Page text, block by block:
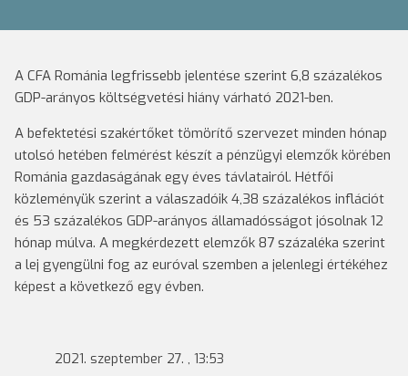
A CFA Románia legfrissebb jelentése szerint 6,8 százalékos
GDP-arányos költségvetési hiány várható 2021-ben.
A befektetési szakértőket tömörítő szervezet minden hónap
utolsó hetében felmérést készít a pénzügyi elemzők körében
Románia gazdaságának egy éves távlatairól. Hétfői
közleményük szerint a válaszadóik 4,38 százalékos inflációt
és 53 százalékos GDP-arányos államadósságot jósolnak 12
hónap múlva. A megkérdezett elemzők 87 százaléka szerint
a lej gyengülni fog az euróval szemben a jelenlegi értékéhez
képest a következő egy évben.
2021. szeptember 27. , 13:53